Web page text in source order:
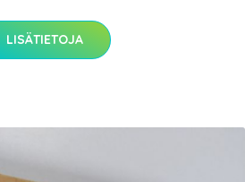
LISÄTIETOJA